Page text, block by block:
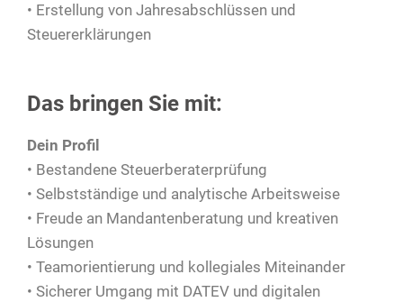
• Erstellung von Jahresabschlüssen und
Steuererklärungen
Das bringen Sie mit:
Dein Profil
• Bestandene Steuerberaterprüfung
• Selbstständige und analytische Arbeitsweise
• Freude an Mandantenberatung und kreativen
Lösungen
• Teamorientierung und kollegiales Miteinander
• Sicherer Umgang mit DATEV und digitalen